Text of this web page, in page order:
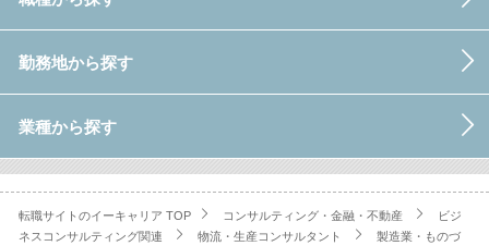
勤務地から探す
業種から探す
転職サイトのイーキャリア TOP コンサルティング・金融・不動産
ビジ
ネスコンサルティング関連
物流・生産コンサルタント
製造業・ものづ